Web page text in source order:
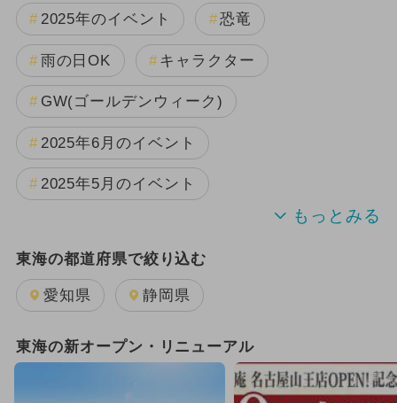
2025年のイベント 恐竜
雨の日OK キャラクター
GW(ゴールデンウィーク)
2025年6月のイベント
2025年5月のイベント
2025年4月のイベント
ポケモン 夏休み
日帰り
東海の都道府県で絞り込む
愛知県 静岡県
東海の新オープン・リニューアル